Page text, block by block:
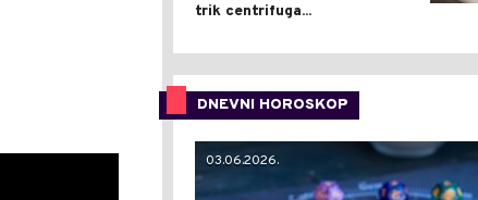
trik centrifuga...
DNEVNI HOROSKOP
03.06.2026.